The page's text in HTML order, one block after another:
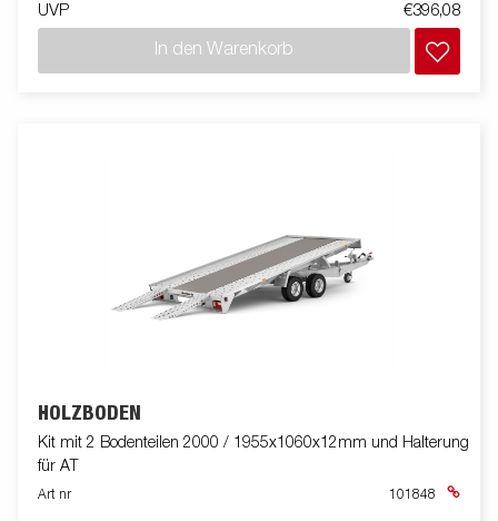
UVP €396,08
In den Warenkorb
HOLZBODEN
Kit mit 2 Bodenteilen 2000 / 1955x1060x12mm und Halterung
für AT
Art nr 101848